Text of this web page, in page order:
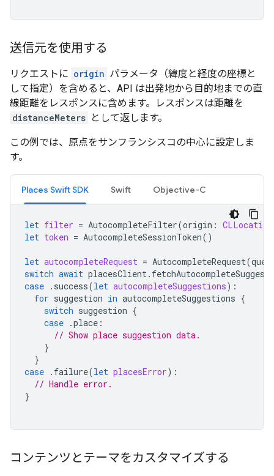
送信元を使用する
リクエストに origin パラメータ（緯度と経度の座標と
して指定）を含めると、API は出発地から目的地までの直
線距離をレスポンスに含めます。レスポンスは距離を
distanceMeters として返します。
この例では、原点をサンフランシスコの中心に設定しま
す。
Places Swift SDK Swift Objective-C
let filter = AutocompleteFilter(origin : CLLocation
let token = AutocompleteSessionToken()
let autocompleteRequest = AutocompleteRequest(
switch await placesClient .
case . success(let autocompleteSuggestions):
for suggestion in autocompleteSuggestions {
switch suggestion {
case .place :
// Show place suggestion data.
}
}
case . failure(let placesError):
// Handle error.
}
コンテンツとテーマをカスタマイズする